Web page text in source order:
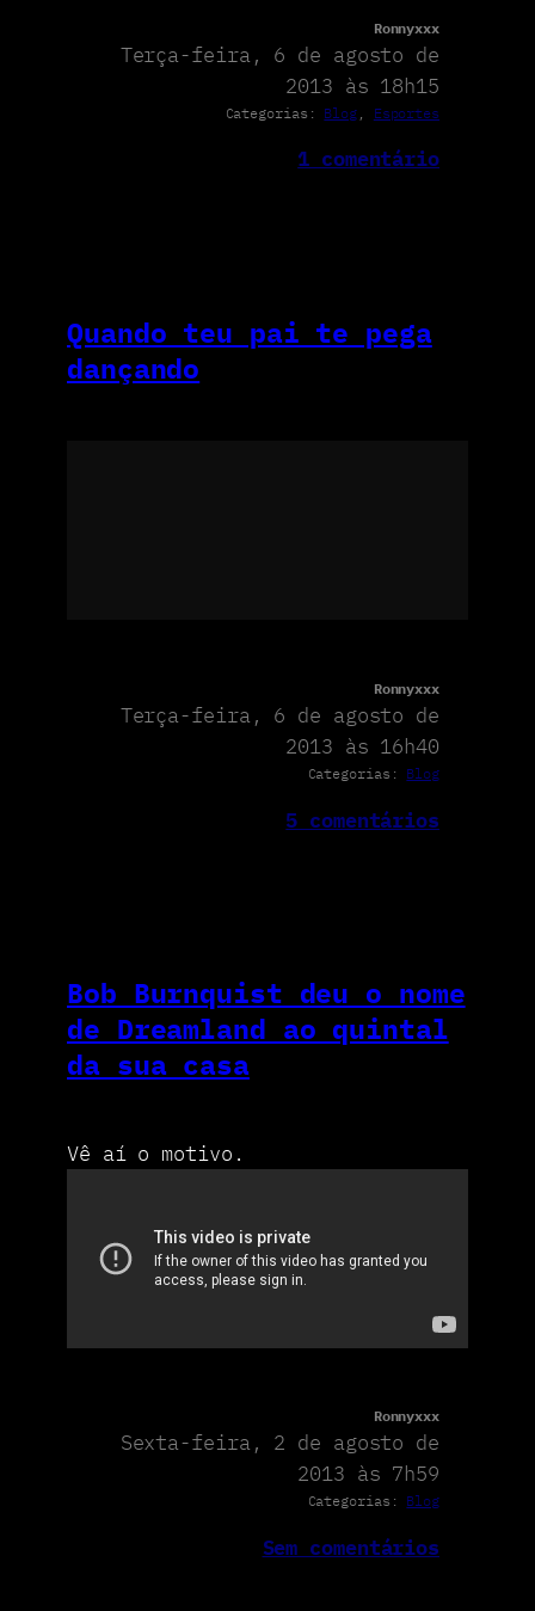
Ronnyxxx
Terça-feira, 6 de agosto de
2013 às 18h15
Categorias: Blog, Esportes
1 comentário
Quando teu pai te pega
dançando
Ronnyxxx
Terça-feira, 6 de agosto de
2013 às 16h40
Categorias: Blog
5 comentários
Bob Burnquist deu o nome
de Dreamland ao quintal
da sua casa
Vê aí o motivo.
Ronnyxxx
Sexta-feira, 2 de agosto de
2013 às 7h59
Categorias: Blog
Sem comentários